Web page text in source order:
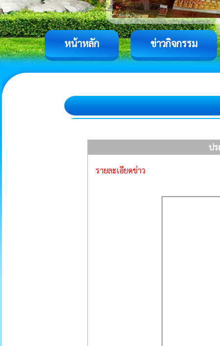
หน้าหลัก ข่าวกิจกรรม
ป
รายละเอียดข่าว